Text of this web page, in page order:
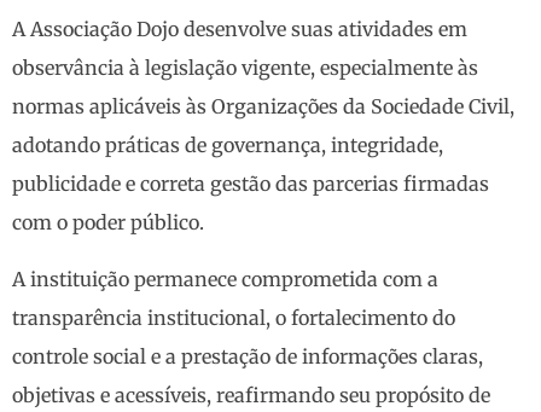
A Associação Dojo desenvolve suas atividades em
observância à legislação vigente, especialmente às
normas aplicáveis às Organizações da Sociedade Civil,
adotando práticas de governança, integridade,
publicidade e correta gestão das parcerias firmadas
com o poder público.
A instituição permanece comprometida com a
transparência institucional, o fortalecimento do
controle social e a prestação de informações claras,
objetivas e acessíveis, reafirmando seu propósito de